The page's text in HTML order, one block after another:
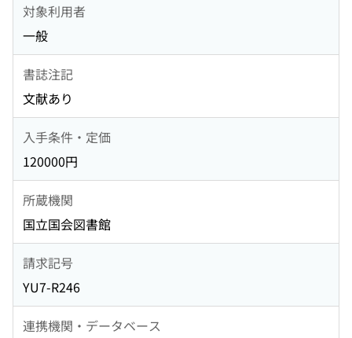
対象利用者
一般
書誌注記
文献あり
入手条件・定価
120000円
所蔵機関
国立国会図書館
請求記号
YU7-R246
連携機関・データベース